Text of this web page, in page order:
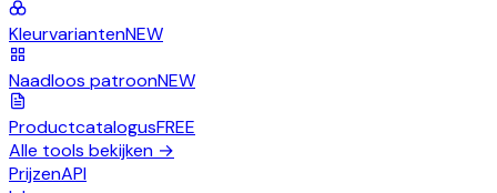
KleurvariantenNEW
Naadloos patroonNEW
ProductcatalogusFREE
Alle tools bekijken →
PrijzenAPI